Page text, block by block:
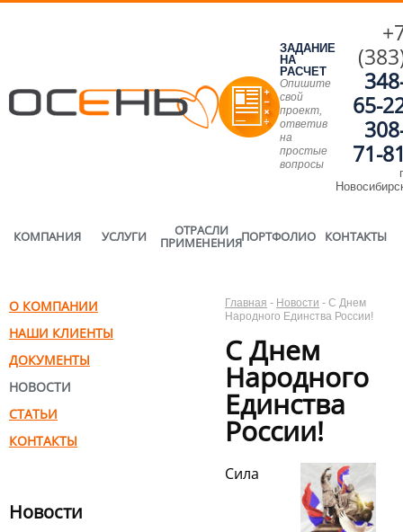
ЗАДАНИЕ
НА
РАСЧЕТ
Опишите
свой
проект,
ответив
на
простые
вопросы
65-
71-
КОМПАНИЯ УСЛУГИ ОТРАСЛИ
ПРИМЕНЕНИЯПОРТФОЛИО КОНТАКТЫ
О КОМПАНИИ
НАШИ КЛИЕНТЫ
ДОКУМЕНТЫ
НОВОСТИ
СТАТЬИ
КОНТАКТЫ
Новости
Главная - Новости - С Днем
Народного Единства России!
С Днем
Народного
Единства
России!
Сила